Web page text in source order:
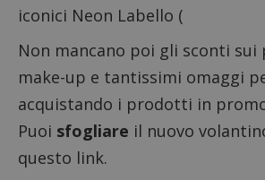
iconici Neon Labello (
Non mancano poi gli sconti
make-up e tantissimi omaggi
acquistando i prodotti in
Puoi sfogliare il nuovo
questo link.